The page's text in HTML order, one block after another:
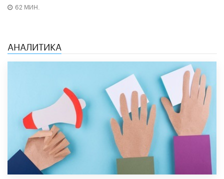
62 МИН.
АНАЛИТИКА